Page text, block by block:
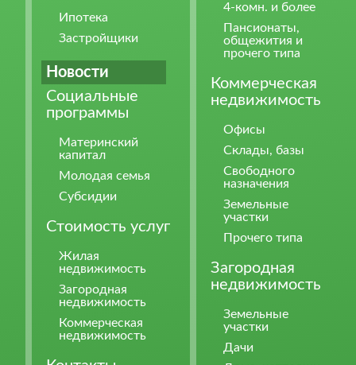
Ипотека
Застройщики
Новости
Социальные
программы
Материнский
капитал
Молодая семья
Субсидии
Стоимость услуг
Жилая
недвижимость
Загородная
недвижимость
Коммерческая
недвижимость
4-комн. и более
Пансионаты,
общежития и
прочего типа
Коммерческая
недвижимость
Офисы
Склады, базы
Свободного
назначения
Земельные
участки
Прочего типа
Загородная
недвижимость
Земельные
участки
Дачи